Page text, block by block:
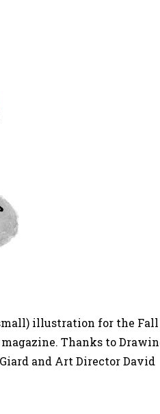
illustration for the Fall
magazine. Thanks to
and Art Director David